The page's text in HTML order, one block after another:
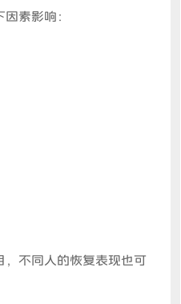
素影响：
，不同人的恢复表现也可